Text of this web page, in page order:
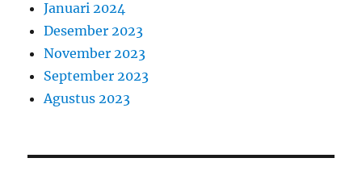
Januari 2024
Desember 2023
November 2023
September 2023
Agustus 2023